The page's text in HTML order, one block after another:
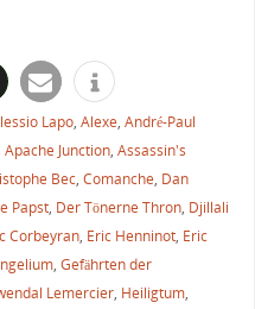
Lapo, Alexe, André-Paul
Apache Junction, Assassin's
Bec, Comanche, Dan
Papst, Der Tönerne Thron, Djillali
Corbeyran, Eric Henninot, Eric
, Gefährten der
Lemercier, Heiligtum,